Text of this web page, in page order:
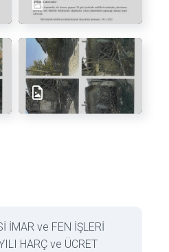
İMAR ve FEN İŞLERİ
HARÇ ve ÜCRET